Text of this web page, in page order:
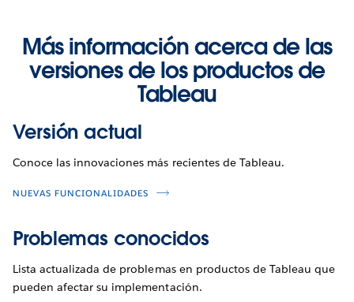
Más información acerca de las
versiones de los productos de
Tableau
Versión actual
Conoce las innovaciones más recientes de Tableau.
NUEVAS FUNCIONALIDADES
Problemas conocidos
Lista actualizada de problemas en productos de Tableau que
pueden afectar su implementación.